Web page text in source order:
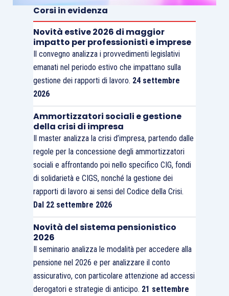
Corsi in evidenza
Novità estive 2026 di maggior
impatto per professionisti e imprese
Il convegno analizza i provvedimenti legislativi
emanati nel periodo estivo che impattano sulla
gestione dei rapporti di lavoro. 24 settembre
2026
Ammortizzatori sociali e gestione
della crisi di impresa
Il master analizza la crisi d’impresa, partendo dalle
regole per la concessione degli ammortizzatori
sociali e affrontando poi nello specifico CIG, fondi
di solidarietà e CIGS, nonché la gestione dei
rapporti di lavoro ai sensi del Codice della Crisi.
Dal 22 settembre 2026
Novità del sistema pensionistico
2026
Il seminario analizza le modalità per accedere alla
pensione nel 2026 e per analizzare il conto
assicurativo, con particolare attenzione ad accessi
derogatori e strategie di anticipo. 21 settembre